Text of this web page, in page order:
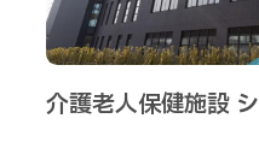
介護老人保健施設